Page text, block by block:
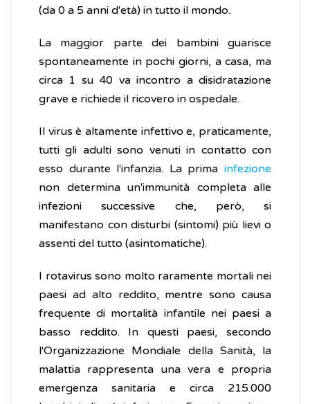
(da 0 a 5 anni d'età) in tutto il mondo.
La maggior parte dei bambini guarisce
spontaneamente in pochi giorni, a casa, ma
circa 1 su 40 va incontro a disidratazione
grave e richiede il ricovero in ospedale.
Il virus è altamente infettivo e, praticamente,
tutti gli adulti sono venuti in contatto con
esso durante l'infanzia. La prima infezione
non determina un'immunità completa alle
infezioni successive che, però, si
manifestano con disturbi (sintomi) più lievi o
assenti del tutto (asintomatiche).
I rotavirus sono molto raramente mortali nei
paesi ad alto reddito, mentre sono causa
frequente di mortalità infantile nei paesi a
basso reddito. In questi paesi, secondo
l'Organizzazione Mondiale della Sanità, la
malattia rappresenta una vera e propria
emergenza sanitaria e circa 215.000